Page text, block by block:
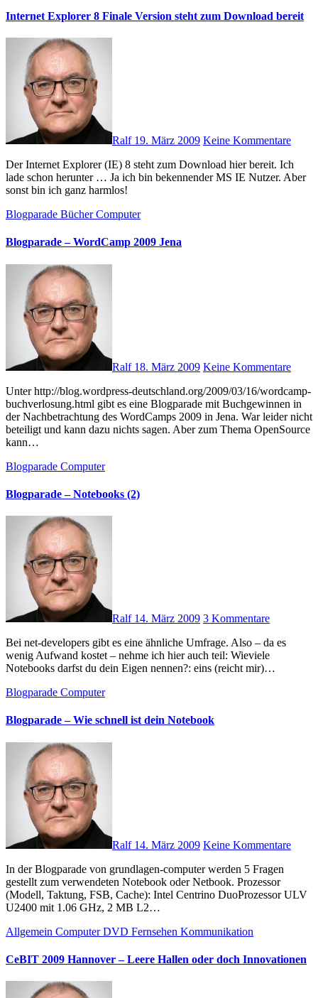
Internet Explorer 8 Finale Version steht zum Download bereit
Ralf 19. März 2009 Keine Kommentare
Der Internet Explorer (IE) 8 steht zum Download hier bereit. Ich
lade schon herunter … Ja ich bin bekennender MS IE Nutzer. Aber
sonst bin ich ganz harmlos!
Blogparade BücherComputer
Blogparade – WordCamp 2009 Jena
Ralf 18. März 2009 Keine Kommentare
Unter http://blog.wordpress-deutschland.org/2009/03/16/wordcamp-
buchverlosung.html gibt es eine Blogparade mit Buchgewinnen in
der Nachbetrachtung des WordCamps 2009 in Jena. War leider nicht
beteiligt und kann dazu nichts sagen. Aber zum Thema OpenSource
kann…
Blogparade Computer
Blogparade – Notebooks (2)
Ralf 14. März 2009 3 Kommentare
Bei net-developers gibt es eine ähnliche Umfrage. Also – da es
wenig Aufwand kostet – nehme ich hier auch teil: Wieviele
Notebooks darfst du dein Eigen nennen?: eins (reicht mir)…
Blogparade Computer
Blogparade – Wie schnell ist dein Notebook
Ralf 14. März 2009 Keine Kommentare
In der Blogparade von grundlagen-computer werden 5 Fragen
gestellt zum verwendeten Notebook oder Netbook. Prozessor
(Modell, Taktung, FSB, Cache): Intel Centrino DuoProzessor ULV
U2400 mit 1.06 GHz, 2 MB L2…
Allgemein ComputerDVD Fernsehen Kommunikation
CeBIT 2009 Hannover – Leere Hallen oder doch Innovationen